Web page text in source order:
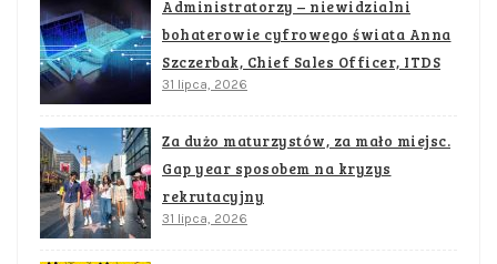
Administratorzy – niewidzialni
bohaterowie cyfrowego świata Anna
Szczerbak, Chief Sales Officer, ITDS
31 lipca, 2026
Za dużo maturzystów, za mało miejsc.
Gap year sposobem na kryzys
rekrutacyjny
31 lipca, 2026